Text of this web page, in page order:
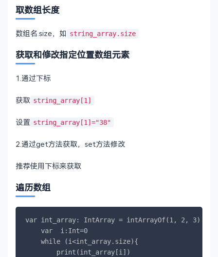
取数组长度
数组名.size，如 string_array.size
获取和修改指定位置数组元素
1.通过下标
获取 string_array[1]
设置 string_array[1]="38"
2.通过get方法获取，set方法修改
推荐使用下标来获取
遍历数组
var int_array: IntArray = intArrayOf(1, 2, 3)
    var  i:Int=0
    while (i<int_array.size){
        print(int_array[i])